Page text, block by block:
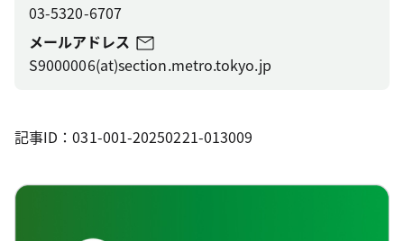
03-5320-6707
メールアドレス
S9000006(at)section.metro.tokyo.jp
記事ID：031-001-20250221-013009